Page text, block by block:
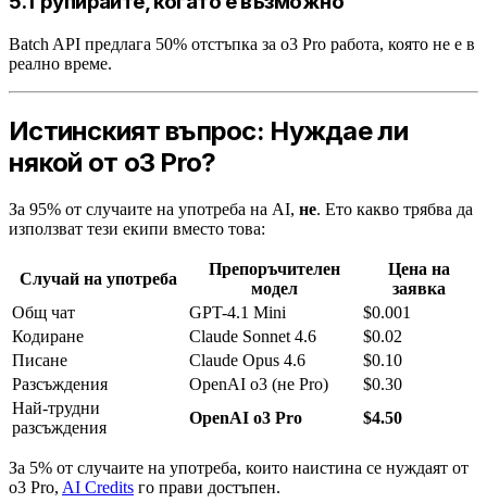
Batch API предлага 50% отстъпка за o3 Pro работа, която не е в
реално време.
Истинският въпрос: Нуждае ли
някой от o3 Pro?
За 95% от случаите на употреба на AI, не. Ето какво трябва да
използват тези екипи вместо това:
Случай на употреба
Препоръчителен
модел
Цена на
заявка
Общ чат
GPT-4.1 Mini
$0.001
Кодиране
Claude Sonnet 4.6
$0.02
Писане
Claude Opus 4.6
$0.10
Разсъждения
OpenAI o3 (не Pro)
$0.30
Най-трудни
разсъждения
OpenAI o3 Pro $4.50
За 5% от случаите на употреба, които наистина се нуждаят от
o3 Pro, AI Credits го прави достъпен.